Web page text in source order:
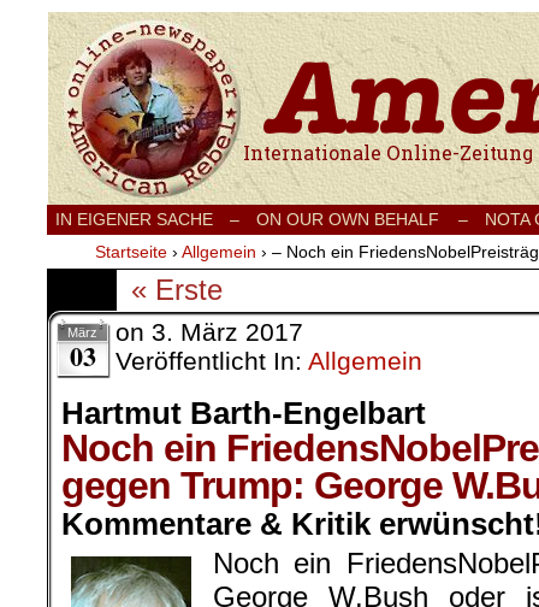
Internationale Onlinezeitung für Frieden,
IN EIGENER SACHE – ON OUR OWN BEHALF –
NOTA
Startseite › Allgemein › – Noch ein
« Erste
März
03
on 3. März 2017
Veröffentlicht In: Allgemein
Hartmut Barth-Engelbart
Noch ein
gegen Trump: George
Kommentare & Kritik
Noch ein
George W.Bush oder